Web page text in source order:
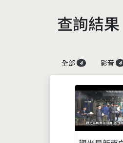
查詢結果
全部
4 影音 4